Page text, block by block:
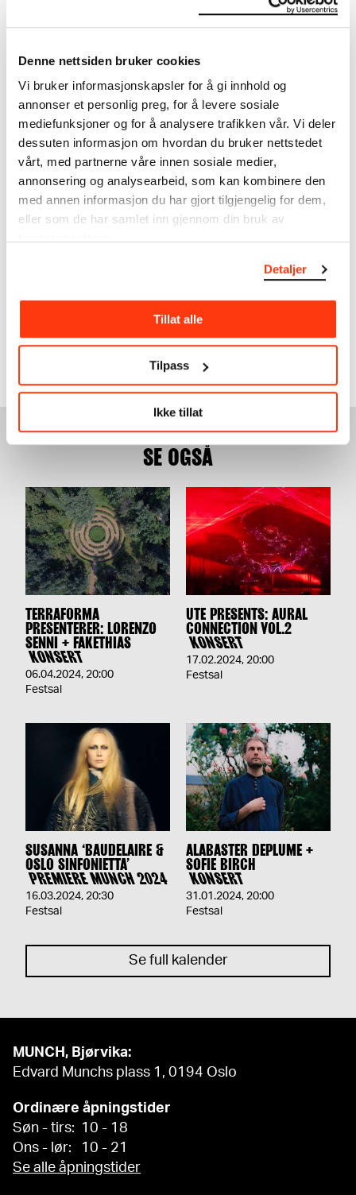
Denne nettsiden bruker cookies
Vi bruker informasjonskapsler for å gi innhold og
annonser et personlig preg, for å levere sosiale
mediefunksjoner og for å analysere trafikken vår. Vi deler
dessuten informasjon om hvordan du bruker nettstedet
vårt, med partnerne våre innen sosiale medier,
annonsering og analysearbeid, som kan kombinere den
med annen informasjon du har gjort tilgjengelig for dem,
eller som de har samlet inn gjennom din bruk av
Detaljer
Tillat alle
Tilpass
Ikke tillat
JAZZ PÅ MUNCH – GARD NILSSEN ACOUSTIC UNITY
24.05.2023,20:00
Jazz på MUNCH
Mer om Jazz på MUNCH
SE OGSÅ
TERRAFORMA
PRESENTERER: LORENZO
SENNI + FAKETHIAS
KONSERT
06.04.2024, 20:00
Festsal
UTE PRESENTS: AURAL
CONNECTION VOL.2
KONSERT
17.02.2024, 20:00
Festsal
SUSANNA ‘BAUDELAIRE &
OSLO SINFONIETTA’
PREMIERE MUNCH 2024
16.03.2024, 20:30
Festsal
ALABASTER DEPLUME +
SOFIE BIRCH
KONSERT
31.01.2024, 20:00
Festsal
Se full kalender
MUNCH, Bjørvika:
Edvard Munchs plass 1, 0194 Oslo
Ordinære åpningstider
Søn - tirs: 10 - 18
Ons - lør: 10 - 21
Se alle åpningstider